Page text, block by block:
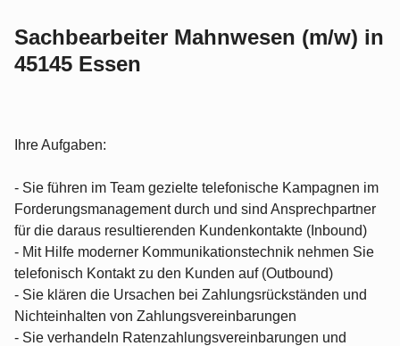
Sachbearbeiter Mahnwesen (m/w) in
45145 Essen
Ihre Aufgaben:
- Sie führen im Team gezielte telefonische Kampagnen im
Forderungsmanagement durch und sind Ansprechpartner
für die daraus resultierenden Kundenkontakte (Inbound)
- Mit Hilfe moderner Kommunikationstechnik nehmen Sie
telefonisch Kontakt zu den Kunden auf (Outbound)
- Sie klären die Ursachen bei Zahlungsrückständen und
Nichteinhalten von Zahlungsvereinbarungen
- Sie verhandeln Ratenzahlungsvereinbarungen und